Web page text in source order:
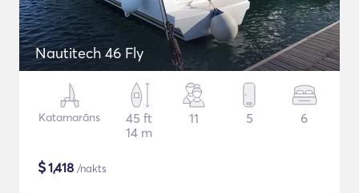
Nautitech 46 Fly
Katamarāns
45 ft
14 m
11 5 6
$1,418 /nakts